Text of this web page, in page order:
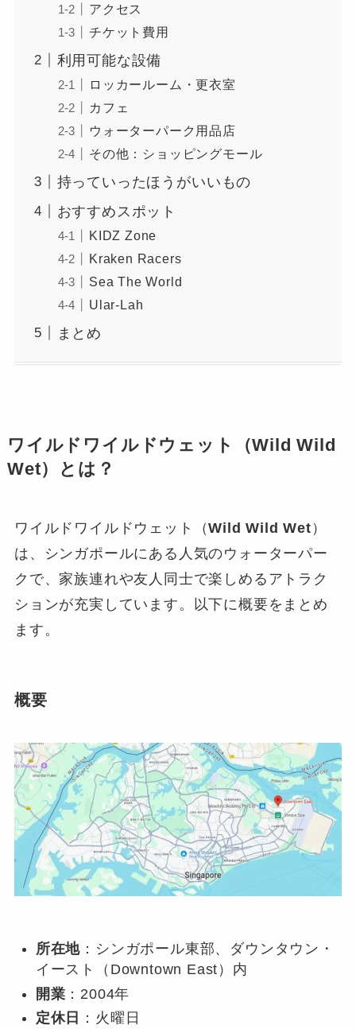
アクセス
チケット費用
利用可能な設備
ロッカールーム・更衣室
カフェ
ウォーターパーク用品店
その他：ショッピングモール
持っていったほうがいいもの
おすすめスポット
KIDZ Zone
Kraken Racers
Sea The World
Ular-Lah
まとめ
ワイルドワイルドウェット（Wild Wild
Wet）とは？
ワイルドワイルドウェット（Wild Wild Wet ）
は、シンガポールにある人気のウォーターパー
クで、家族連れや友人同士で楽しめるアトラク
ションが充実しています。以下に概要をまとめ
ます。
概要
所在地 ：シンガポール東部、ダウンタウン・
イースト（Downtown East）内
開業 ：2004年
定休日
：火曜日